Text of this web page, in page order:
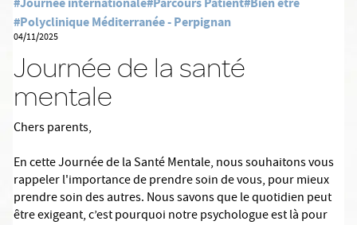
#Polyclinique Méditerranée - Perpignan
04/11/2025
Journée de la santé
mentale
Chers parents,
En cette Journée de la Santé Mentale, nous souhaitons vous
rappeler l'importance de prendre soin de vous, pour mieux
prendre soin des autres. Nous savons que le quotidien peut
être exigeant, c’est pourquoi notre psychologue est là pour